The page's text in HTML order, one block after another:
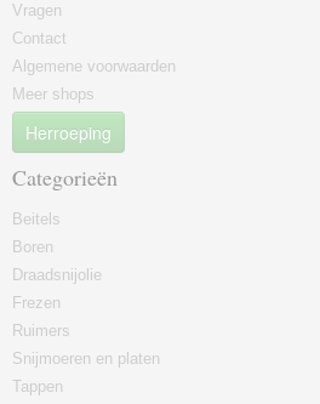
Vragen
Contact
Algemene voorwaarden
Meer shops
Herroeping
Categorieën
Beitels
Boren
Draadsnijolie
Frezen
Ruimers
Snijmoeren en platen
Tappen